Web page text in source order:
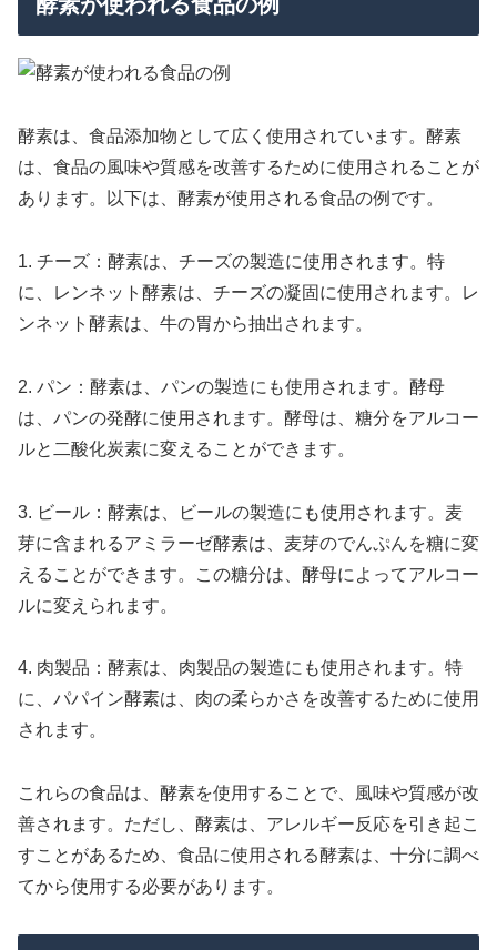
酵素は、食品添加物として広く使用されています。酵素
は、食品の風味や質感を改善するために使用されることが
あります。以下は、酵素が使用される食品の例です。
1. チーズ：酵素は、チーズの製造に使用されます。特
に、レンネット酵素は、チーズの凝固に使用されます。レ
ンネット酵素は、牛の胃から抽出されます。
2. パン：酵素は、パンの製造にも使用されます。酵母
は、パンの発酵に使用されます。酵母は、糖分をアルコー
ルと二酸化炭素に変えることができます。
3. ビール：酵素は、ビールの製造にも使用されます。麦
芽に含まれるアミラーゼ酵素は、麦芽のでんぷんを糖に変
えることができます。この糖分は、酵母によってアルコー
ルに変えられます。
4. 肉製品：酵素は、肉製品の製造にも使用されます。特
に、パパイン酵素は、肉の柔らかさを改善するために使用
されます。
これらの食品は、酵素を使用することで、風味や質感が改
善されます。ただし、酵素は、アレルギー反応を引き起こ
すことがあるため、食品に使用される酵素は、十分に調べ
てから使用する必要があります。